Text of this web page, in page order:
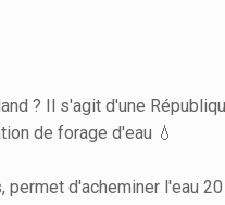
? Il s'agit d'une
de forage d'eau 💧
d'acheminer l'eau